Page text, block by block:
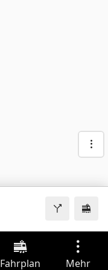
Fahrplan Mehr